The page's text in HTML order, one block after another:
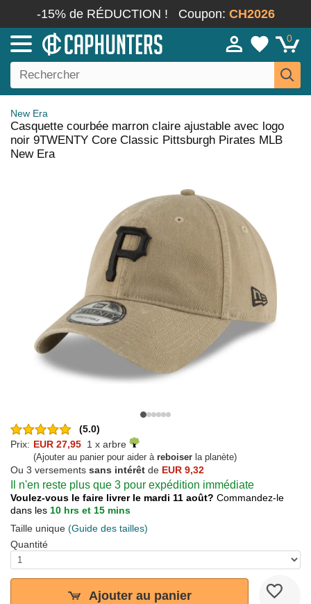
-15% de RÉDUCTION ! Coupon: CH2026
0
New Era
Casquette courbée marron claire ajustable avec logo
noir 9TWENTY Core Classic Pittsburgh Pirates MLB
New Era
(5.0)
Prix: EUR 27,95 1 x arbre
(Ajouter au panier pour aider à reboiser la planète)
Ou 3 versements sans intérêt de EUR 9,32
Il n'en reste plus que 3 pour expédition immédiate
Voulez-vous le faire livrer le mardi 11 août? Commandez-le
dans les 10 hrs et 15 mins
Taille unique (Guide des tailles)
Quantité
Ajouter au panier